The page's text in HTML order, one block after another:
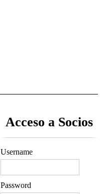
Acceso a Socios
Username
Password